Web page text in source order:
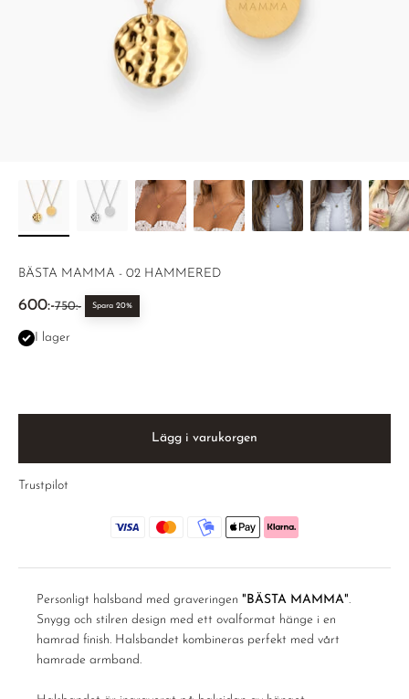
BÄSTA MAMMA - 02 HAMMERED
REA-pris
600:-Pris
750:- Spara 20%
I lager
Lägg i varukorgen
Trustpilot
Personligt halsband med graveringen "BÄSTA MAMMA".
Snygg och stilren design med ett ovalformat hänge i en
hamrad finish. Halsbandet kombineras perfekt med vårt
hamrade armband.